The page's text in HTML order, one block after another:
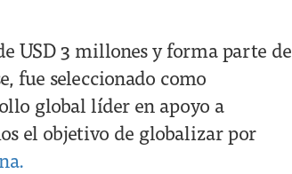
USD 3 millones y forma parte de
fue seleccionado como
global líder en apoyo a
el objetivo de globalizar por